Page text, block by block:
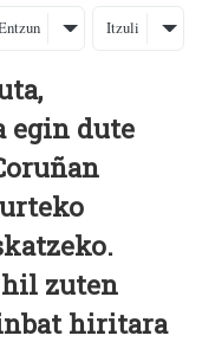
Itzuli
egin dute
hil zuten
hiritara